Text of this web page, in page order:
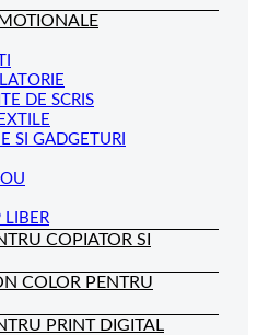
DE SCRIS
SI GADGETURI
LIBER
COPIATOR SI
COLOR PENTRU
PRINT DIGITAL